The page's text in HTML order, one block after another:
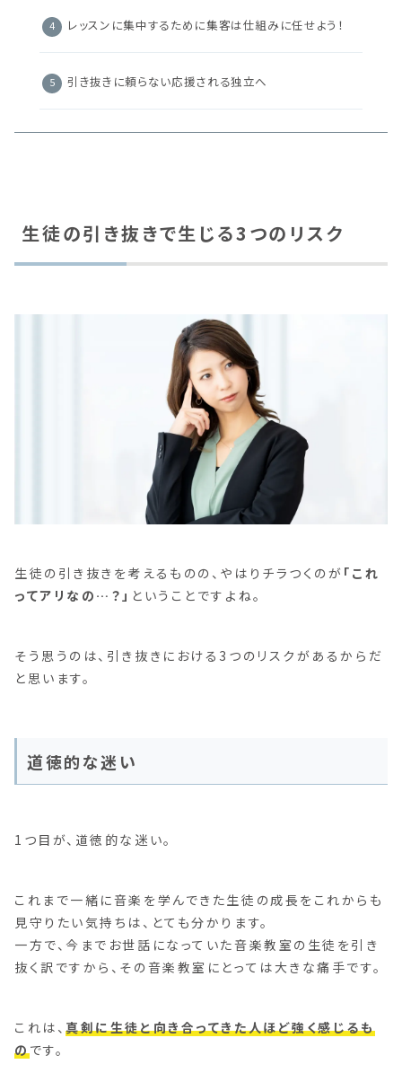
レッスンに集中するために集客は仕組みに任せよう！
引き抜きに頼らない応援される独立へ
生徒の引き抜きで生じる3つのリスク
生徒の引き抜きを考えるものの、やはりチラつくのが 「これ
ってアリなの…？」 ということですよね。
そう思うのは、引き抜きにおける3つのリスクがあるからだ
と思います。
道徳的な迷い
1つ目が、道徳的な迷い。
これまで一緒に音楽を学んできた生徒の成長をこれからも
見守りたい気持ちは、とても分かります。
一方で、今までお世話になっていた音楽教室の生徒を引き
抜く訳ですから、その音楽教室にとっては大きな痛手です。
これは、真剣に生徒と向き合ってきた人ほど強く感じるも
のです。